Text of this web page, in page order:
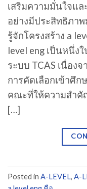
เสริมความมั่นใจแ
อย่างมีประสิทธิภา
รู้จักโครงสร้าง a
level eng เป็นหนึ่
ระบบ TCAS เนื่อง
การคัดเลือกเข้าศึ
คณะที่ให้ความสำคั
[…]
Posted in A-LEVEL, A-